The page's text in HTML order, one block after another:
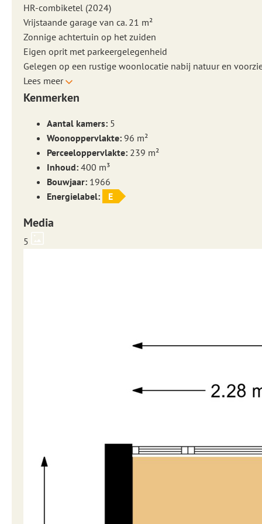
HR-combiketel (2024)
Vrijstaande garage van ca. 21 m²
Zonnige achtertuin op het zuiden
Eigen oprit met parkeergelegenheid
Gelegen op een rustige woonlocatie nabij natuur en
Lees meer
Kenmerken
Aantal kamers: 5
Woonoppervlakte: 96 m²
Perceeloppervlakte: 239 m²
Inhoud: 400 m³
Bouwjaar: 1966
Energielabel:
E
Media
5